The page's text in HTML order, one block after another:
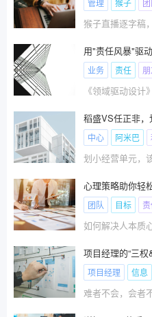
猴子直播逐字稿
用"责任风暴"驱
业务 责任
稻盛VS任正非，
中心 阿米巴
团队 目标
如何解决人本质
项目经理的“三权
项目经理 信息
难者不会，会者